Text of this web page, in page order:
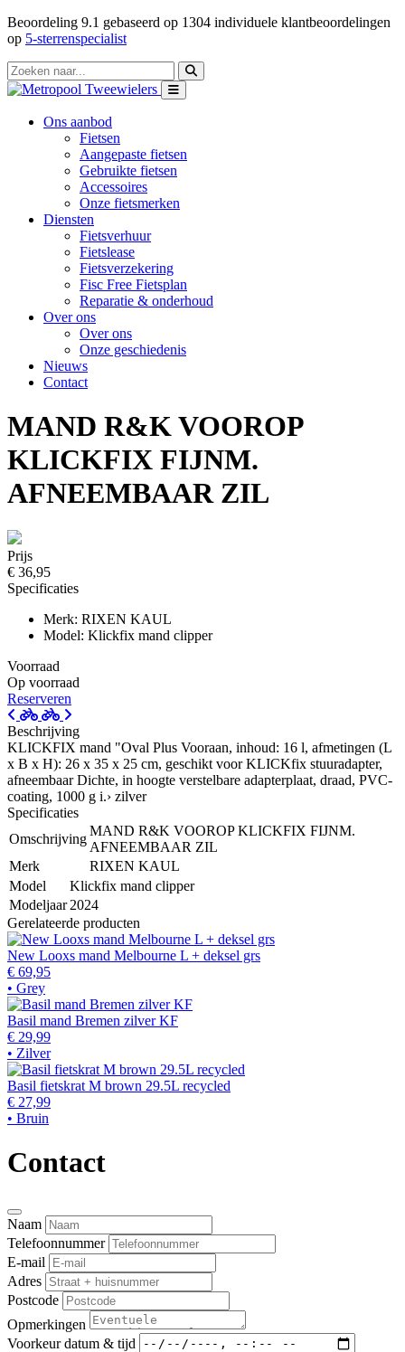
Beoordeling 9.1 gebaseerd op 1304 individuele klantbeoordelingen
op 5-sterrenspecialist
Ons aanbod
Fietsen
Aangepaste fietsen
Gebruikte fietsen
Accessoires
Onze fietsmerken
Diensten
Fietsverhuur
Fietslease
Fietsverzekering
Fisc Free Fietsplan
Reparatie & onderhoud
Over ons
Over ons
Onze geschiedenis
Nieuws
Contact
MAND R&K VOOROP
KLICKFIX FIJNM.
AFNEEMBAAR ZIL
Prijs
€ 36,95
Specificaties
Merk: RIXEN KAUL
Model: Klickfix mand clipper
Voorraad
Op voorraad
Reserveren
Beschrijving
KLICKFIX mand "Oval Plus Vooraan, inhoud: 16 l, afmetingen (L
x B x H): 26 x 35 x 25 cm, geschikt voor KLICKfix stuuradapter,
afneembaar Dichte, in hoogte verstelbare adapterplaat, draad, PVC-
coating, 1000 g i.› zilver
Specificaties
Omschrijving
MAND R&K VOOROP KLICKFIX FIJNM.
AFNEEMBAAR ZIL
Merk
RIXEN KAUL
Model
Klickfix mand clipper
Modeljaar 2024
Gerelateerde producten
New Looxs mand Melbourne L + deksel grs
€ 69,95
• Grey
Basil mand Bremen zilver KF
€ 29,99
• Zilver
Basil fietskrat M brown 29.5L recycled
€ 27,99
• Bruin
Contact
Naam
Telefoonnummer
E-mail
Adres
Postcode
Opmerkingen
Voorkeur datum & tijd